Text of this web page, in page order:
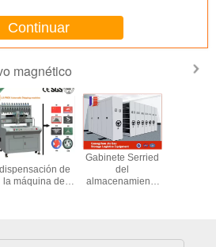
Continuar
magnético
Fabricante de
dispensación de
la máquina del
Gabinete Serried
del
almacenamiento
estantería